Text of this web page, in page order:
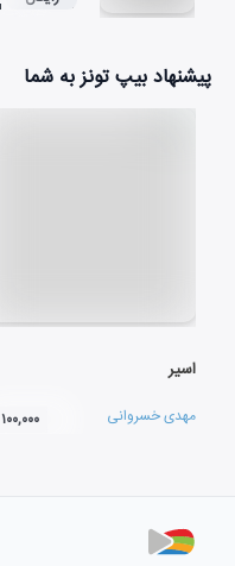
پیشنهاد بیپ تونز به شما
اسیر
مهدی خسروانی ۱۰۰,۰۰۰ ت